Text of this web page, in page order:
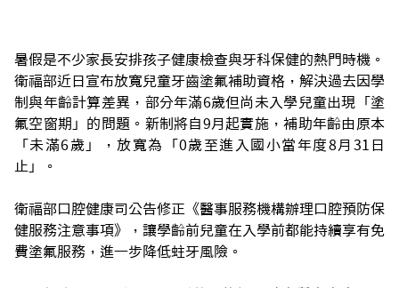
暑假是不少家長安排孩子健康檢查與牙科保健的熱門時機。
衛福部近日宣布放寬兒童牙齒塗氟補助資格，解決過去因學
制與年齡計算差異，部分年滿6歲但尚未入學兒童出現「塗
氟空窗期」的問題。新制將自9月起實施，補助年齡由原本
「未滿6歲」，放寬為「0歲至進入國小當年度8月31日
止」。
衛福部口腔健康司公告修正《醫事服務機構辦理口腔預防保
健服務注意事項》，讓學齡前兒童在入學前都能持續享有免
費塗氟服務，進一步降低蛀牙風險。